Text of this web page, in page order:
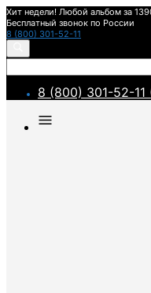
Хит недели! Любой альбом за
Бесплатный звонок по России
8 (800) 301-52-11
8 (800) 301-52-11